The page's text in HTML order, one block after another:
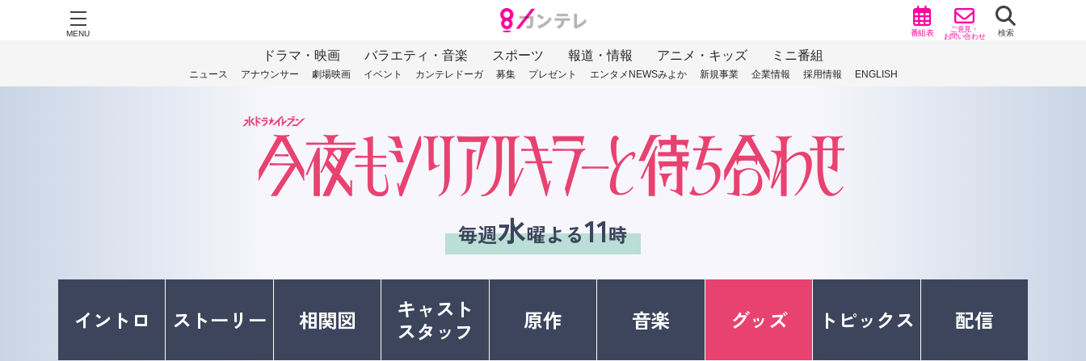
MENU 番組表 ご意見・
お問い合わせ 検索
ドラマ・映画 バラエティ・音楽 スポーツ 報道・情報 アニメ・キッズ ミニ番組
ニュース アナウンサー 劇場映画 イベント カンテレドーガ 募集 プレゼント エンタメNEWSみよか 新規事業 企業情報 採用情報 ENGLISH
毎週水曜よる11時
イントロ ストーリー 相関図
キャスト
スタッフ
原作 音楽 グッズ トピックス 配信